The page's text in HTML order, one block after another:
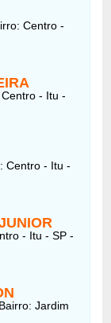
Centro -
- Itu -
Centro - Itu -
- Itu - SP -
Jardim